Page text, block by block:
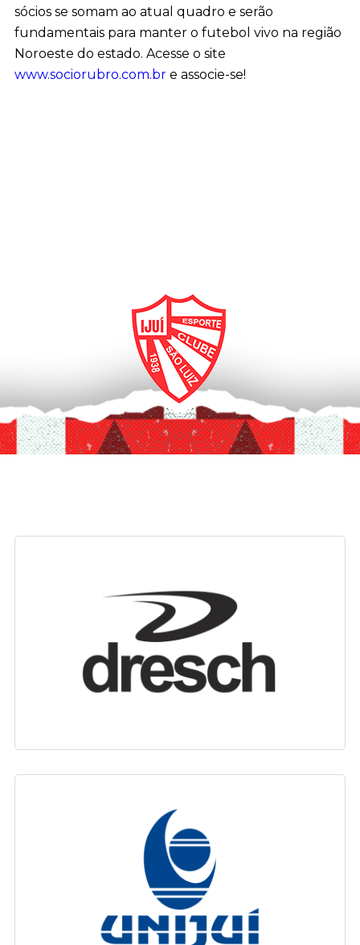
sócios se somam ao atual quadro e serão
fundamentais para manter o futebol vivo na região
Noroeste do estado. Acesse o site
www.sociorubro.com.bre associe-se!